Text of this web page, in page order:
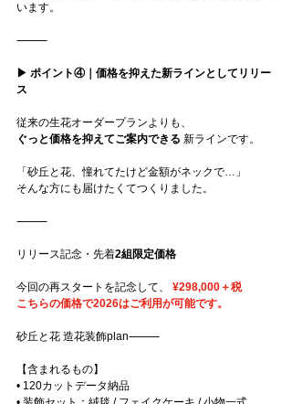
います。
⸻
▶︎ ポイント④｜価格を抑えた新ラインとしてリリー
ス
従来の生花オーダープランよりも、
ぐっと価格を抑えてご案内できる 新ラインです。
「砂丘と花、憧れてたけど金額がネックで…」
そんな方にも届けたくてつくりました。
⸻
リリース記念・先着2組限定価格
今回の再スタートを記念して、
¥298,000＋税
こちらの価格で2026はご利用が可能です。
砂丘と花 造花装飾plan⸻
【含まれるもの】
• 120カットデータ納品